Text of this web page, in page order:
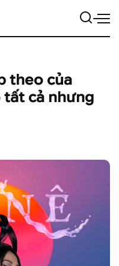
theo của
tất cả nhưng